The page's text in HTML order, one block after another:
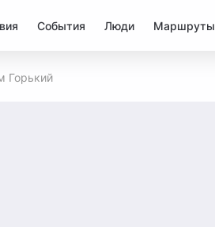
События Люди Маршруты
Горький